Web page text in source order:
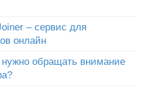
– сервис для
онлайн
обращать внимание